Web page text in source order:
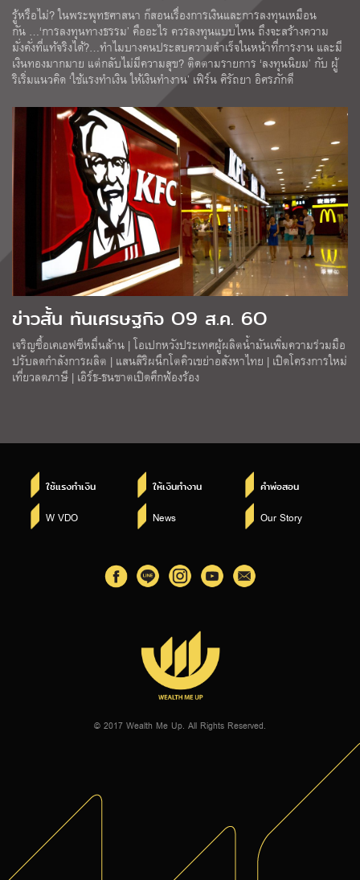
รู้หรือไม่? ในพระพุทธศาสนา ก็สอนเรื่องการเงินและการลงทุนเหมือน
กัน …‘การลงทุนทางธรรม’ คืออะไร ควรลงทุนแบบไหน ถึงจะสร้างความ
มั่งคั่งที่แท้จริงได้?…ทำไมบางคนประสบความสำเร็จในหน้าที่การงาน และมี
เงินทองมากมาย แต่กลับไม่มีความสุข? ติดตามรายการ ‘ลงทุนนิยม’ กับ ผู้
ริเริ่มแนวคิด ‘ใช้แรงทำเงิน ให้เงินทำงาน’ เฟิร์น ศิรัถยา อิศรภักดี
ข่าวสั้น ทันเศรษฐกิจ O9 ส.ค. 6O
เจริญซื้อเคเอฟซีหมื่นล้าน | โอเปกหวังประเทศผู้ผลิตน้ำมันเพิ่มความร่วมมือ
ปรับลดกำลังการผลิต | แสนสิริผนึกโตคิวเขย่าอสังหาไทย | เปิดโครงการใหม่
เที่ยวลดภาษี | เอิร์ธ-ธนชาตเปิดศึกฟ้องร้อง
ใช้แรงทำเงิน ให้เงินทำงาน คำพ่อสอน
W VDO News Our Story
© 2017 Wealth Me Up. All Rights Reserved.